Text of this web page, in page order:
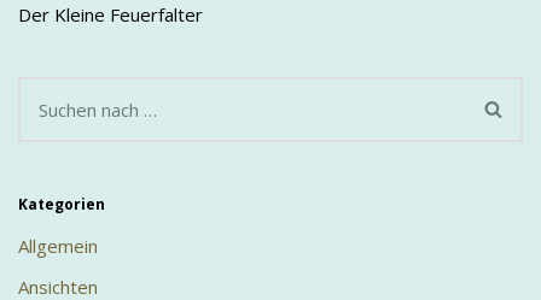
Der Kleine Feuerfalter
Kategorien
Allgemein
Ansichten